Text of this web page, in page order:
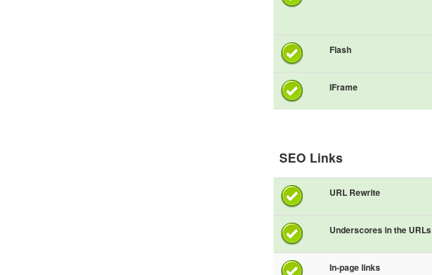
Flash
IFrame
SEO Links
URL Rewrite
Underscores in the URLs
In-page links